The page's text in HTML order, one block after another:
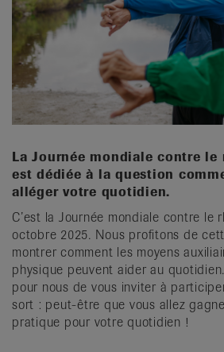
La Journée mondiale contre le
est dédiée à la question
alléger votre quotidien.
C’est la Journée mondiale contre le
octobre 2025. Nous profitons de
montrer comment les moyens
physique peuvent aider au
pour nous de vous inviter à
sort : peut-être que vous allez
pratique pour votre quotidien !